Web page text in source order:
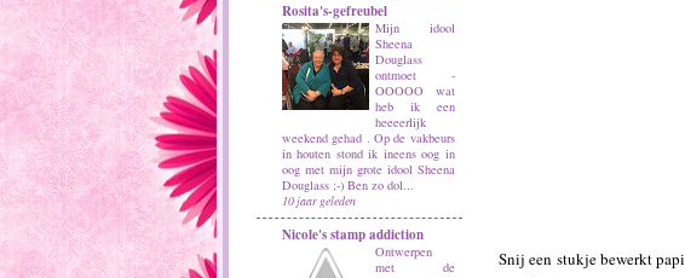
Rosita's-gefreubel
Mijn idool
Sheena
Douglass
ontmoet
-
OOOOO wat
heb ik een
heeeerlijk
weekend gehad . Op de vakbeurs
in houten stond ik ineens oog in
oog met mijn grote idool Sheena
Douglass ;-) Ben zo dol...
10 jaar geleden
Nicole's stamp addiction
Ontwerpen
met de
Snij een stukje bewerkt